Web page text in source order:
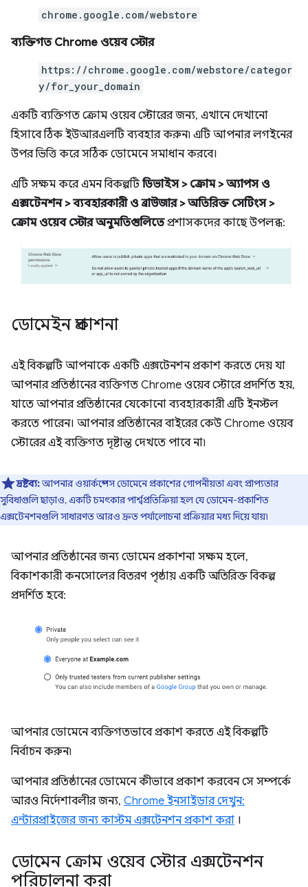
chrome.google.com/webstore
ব্যক্তিগত Chrome ওয়েব স্টোর
https://chrome.google.com/webstore/categor
y/for_your_domain
একটি ব্যক্তিগত ক্রোম ওয়েব স্টোরের জন্য, এখানে দেখানো
হিসাবে ঠিক ইউআরএলটি ব্যবহার করুন৷ এটি আপনার লগইনের
উপর ভিত্তি করে সঠিক ডোমেনে সমাধান করবে।
এটি সক্ষম করে এমন বিকল্পটিডিভাইস > ক্রোম > অ্যাপস ও
এক্সটেনশন > ব্যবহারকারী ও ব্রাউজার > অতিরিক্ত সেটিংস >
ক্রোম ওয়েব স্টোর অনুমতিগুলিতেপ্রশাসকদের কাছে উপলব্ধ:
ডোমেইন প্রকাশনা
এই বিকল্পটি আপনাকে একটি এক্সটেনশন প্রকাশ করতে দেয় যা
আপনার প্রতিষ্ঠানের ব্যক্তিগত Chrome ওয়েব স্টোরে প্রদর্শিত হয়,
যাতে আপনার প্রতিষ্ঠানের যেকোনো ব্যবহারকারী এটি ইনস্টল
করতে পারেন। আপনার প্রতিষ্ঠানের বাইরের কেউ Chrome ওয়েব
স্টোরের এই ব্যক্তিগত দৃষ্টান্ত দেখতে পাবে না৷
দ্রষ্টব্য:আপনার ওয়ার্কস্পেস ডোমেনে প্রকাশের গোপনীয়তা এবং প্রাপ্যতার
সুবিধাগুলি ছাড়াও, একটি চমৎকার পার্শ্বপ্রতিক্রিয়া হল যে ডোমেন-প্রকাশিত
এক্সটেনশনগুলি সাধারণত আরও দ্রুত পর্যালোচনা প্রক্রিয়ার মধ্য দিয়ে যায়৷
আপনার প্রতিষ্ঠানের জন্য ডোমেন প্রকাশনা সক্ষম হলে,
বিকাশকারী কনসোলের বিতরণ পৃষ্ঠায় একটি অতিরিক্ত বিকল্প
প্রদর্শিত হবে:
আপনার ডোমেনে ব্যক্তিগতভাবে প্রকাশ করতে এই বিকল্পটি
নির্বাচন করুন৷
আপনার প্রতিষ্ঠানের ডোমেনে কীভাবে প্রকাশ করবেন সে সম্পর্কে
আরও নির্দেশাবলীর জন্য, Chrome ইনসাইডার দেখুন:
এন্টারপ্রাইজের জন্য কাস্টম এক্সটেনশন প্রকাশ করা ।
ডোমেন ক্রোম ওয়েব স্টোর এক্সটেনশন
পরিচালনা করা